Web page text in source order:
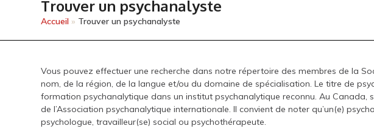
Trouver un psychanalyste
Accueil » Trouver un psychanalyste
Vous pouvez effectuer une recherche dans notre répertoire des membres de la
nom, de la région, de la langue et/ou du domaine de spécialisation. Le titre de
formation psychanalytique dans un institut psychanalytique reconnu. Au Canada,
de l’Association psychanalytique internationale. Il convient de noter qu’un(e)
psychologue, travailleur(se) social ou psychothérapeute.